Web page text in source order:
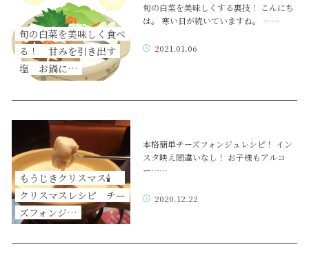
旬の白菜を美味しく食べ
る！ 甘みを引き出す
塩 お鍋に…
旬の白菜を美味しくする裏技！ こんにち
は。 寒い日が続いていますね。 ……
2021.01.06
もうじきクリスマス🕯
クリスマスレシピ チー
ズフォンジ…
本格簡単チーズフォンジュレシピ！ イン
スタ映え間違いなし！ お子様もアルコ
ー……
2020.12.22